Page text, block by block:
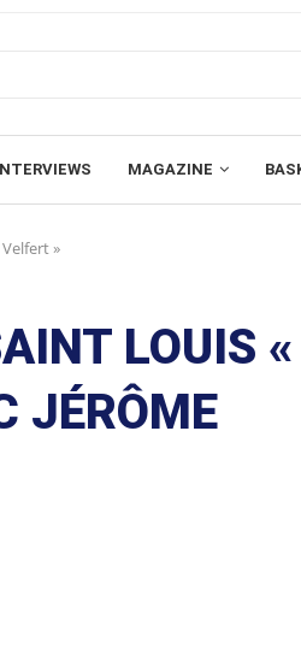
MAGAZINE
»
LOUIS «
JÉRÔME